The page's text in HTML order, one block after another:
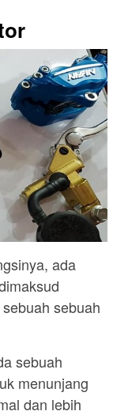
ada
sebuah
sebuah
menunjang
dan lebih